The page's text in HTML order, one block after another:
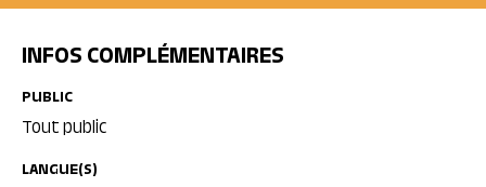
INFOS COMPLÉMENTAIRES
PUBLIC
Tout public
LANGUE(S)